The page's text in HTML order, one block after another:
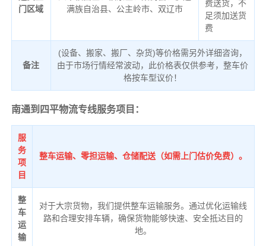
门区域
满族自治县、公主岭市、双辽市
费送货，不
足须加送货
费
备注
(设备、搬家、搬厂、杂货)等价格需另外详细咨询，
由于市场行情经常波动，此价格表仅供参考，整车价
格按车型议价！
南通到四平物流专线服务项目：
服
务
项
目
整车运输、零担运输、仓储配送（如需上门估价免费）。
整
车
运
输
对于大宗货物，我们提供整车运输服务。通过优化运输线
路和合理安排车辆，确保货物能够快速、安全抵达目的
地。